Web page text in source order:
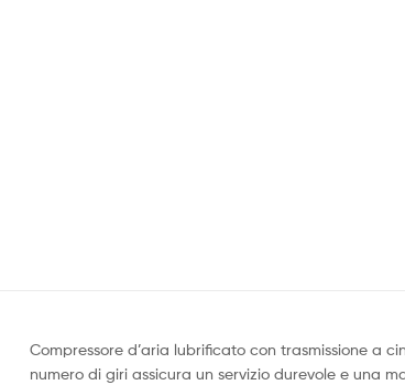
Compressore d’aria lubrificato con trasmissione a
numero di giri assicura un servizio durevole e una